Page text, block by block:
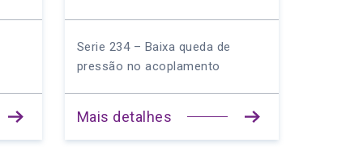
Serie 234 – Baixa queda de
pressão no acoplamento
Mais detalhes